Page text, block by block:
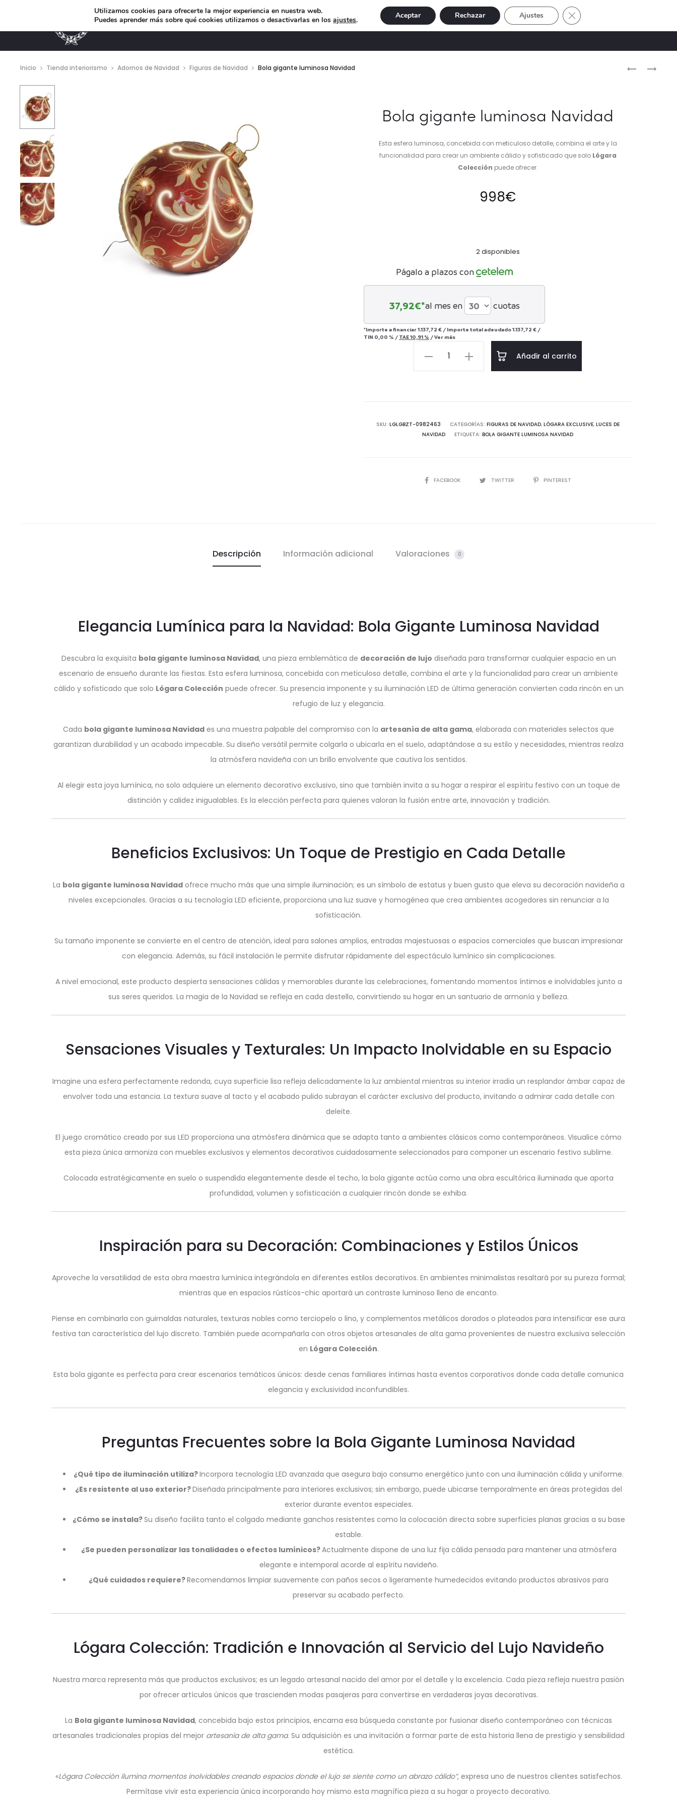
MUEBLES DE DISEÑO ILUMINACIÓN NAVIDAD EXCLUSIVE OFERTAS Buscar
SOLDADITO
Inicio Tienda interiorismo Adornos de Navidad Figuras de Navidad Bola gigante luminosa Navidad
Bola gigante luminosa Navidad
Esta esfera luminosa, concebida con meticuloso detalle, combina el arte y la
funcionalidad para crear un ambiente cálido y sofisticado que solo Lógara
Colección puede ofrecer.
998€
2 disponibles
Págalo a plazos con
37,92€*al mes en cuotas
*Importe a financiar1.137,72 € / Importe total adeudado1.137,72 € /
TIN 0,00 % / TAE10,91 % /Ver más
Añadir al carrito
SKU: LGLGBZT-0982463 CATEGORÍAS: FIGURAS DE NAVIDAD, LÓGARA EXCLUSIVE, LUCES DE
NAVIDAD
ETIQUETA: BOLA GIGANTE LUMINOSA NAVIDAD
COMPARTIR
FACEBOOK TWITTER PINTEREST
Descripción Información adicional Valoraciones 0
Elegancia Lumínica para la Navidad: Bola Gigante Luminosa Navidad
Descubra la exquisita bola gigante luminosa Navidad, una pieza emblemática de decoración de lujo diseñada para transformar cualquier espacio en un
escenario de ensueño durante las fiestas. Esta esfera luminosa, concebida con meticuloso detalle, combina el arte y la funcionalidad para crear un ambiente
cálido y sofisticado que solo Lógara Colección puede ofrecer. Su presencia imponente y su iluminación LED de última generación convierten cada rincón en un
refugio de luz y elegancia.
Cada bola gigante luminosa Navidad es una muestra palpable del compromiso con la artesanía de alta gama, elaborada con materiales selectos que
garantizan durabilidad y un acabado impecable. Su diseño versátil permite colgarla o ubicarla en el suelo, adaptándose a su estilo y necesidades, mientras realza
la atmósfera navideña con un brillo envolvente que cautiva los sentidos.
Al elegir esta joya lumínica, no solo adquiere un elemento decorativo exclusivo, sino que también invita a su hogar a respirar el espíritu festivo con un toque de
distinción y calidez inigualables. Es la elección perfecta para quienes valoran la fusión entre arte, innovación y tradición.
Beneficios Exclusivos: Un Toque de Prestigio en Cada Detalle
La bola gigante luminosa Navidadofrece mucho más que una simple iluminación; es un símbolo de estatus y buen gusto que eleva su decoración navideña a
niveles excepcionales. Gracias a su tecnología LED eficiente, proporciona una luz suave y homogénea que crea ambientes acogedores sin renunciar a la
sofisticación.
Su tamaño imponente se convierte en el centro de atención, ideal para salones amplios, entradas majestuosas o espacios comerciales que buscan impresionar
con elegancia. Además, su fácil instalación le permite disfrutar rápidamente del espectáculo lumínico sin complicaciones.
A nivel emocional, este producto despierta sensaciones cálidas y memorables durante las celebraciones, fomentando momentos íntimos e inolvidables junto a
sus seres queridos. La magia de la Navidad se refleja en cada destello, convirtiendo su hogar en un santuario de armonía y belleza.
Sensaciones Visuales y Texturales: Un Impacto Inolvidable en su Espacio
Imagine una esfera perfectamente redonda, cuya superficie lisa refleja delicadamente la luz ambiental mientras su interior irradia un resplandor ámbar capaz de
envolver toda una estancia. La textura suave al tacto y el acabado pulido subrayan el carácter exclusivo del producto, invitando a admirar cada detalle con
deleite.
El juego cromático creado por sus LED proporciona una atmósfera dinámica que se adapta tanto a ambientes clásicos como contemporáneos. Visualice cómo
esta pieza única armoniza con muebles exclusivos y elementos decorativos cuidadosamente seleccionados para componer un escenario festivo sublime.
Colocada estratégicamente en suelo o suspendida elegantemente desde el techo, la bola gigante actúa como una obra escultórica iluminada que aporta
profundidad, volumen y sofisticación a cualquier rincón donde se exhiba.
Inspiración para su Decoración: Combinaciones y Estilos Únicos
Aproveche la versatilidad de esta obra maestra lumínica integrándola en diferentes estilos decorativos. En ambientes minimalistas resaltará por su pureza formal;
mientras que en espacios rústicos-chic aportará un contraste luminoso lleno de encanto.
Piense en combinarla con guirnaldas naturales, texturas nobles como terciopelo o lino, y complementos metálicos dorados o plateados para intensificar ese aura
festiva tan característica del lujo discreto. También puede acompañarla con otros objetos artesanales de alta gama provenientes de nuestra exclusiva selección
en Lógara Colección.
Esta bola gigante es perfecta para crear escenarios temáticos únicos: desde cenas familiares íntimas hasta eventos corporativos donde cada detalle comunica
elegancia y exclusividad inconfundibles.
Preguntas Frecuentes sobre la Bola Gigante Luminosa Navidad
¿Qué tipo de iluminación utiliza?Incorpora tecnología LED avanzada que asegura bajo consumo energético junto con una iluminación cálida y uniforme.
¿Es resistente al uso exterior?Diseñada principalmente para interiores exclusivos; sin embargo, puede ubicarse temporalmente en áreas protegidas del
exterior durante eventos especiales.
¿Cómo se instala?Su diseño facilita tanto el colgado mediante ganchos resistentes como la colocación directa sobre superficies planas gracias a su base
estable.
¿Se pueden personalizar las tonalidades o efectos lumínicos?Actualmente dispone de una luz fija cálida pensada para mantener una atmósfera
elegante e intemporal acorde al espíritu navideño.
¿Qué cuidados requiere?Recomendamos limpiar suavemente con paños secos o ligeramente humedecidos evitando productos abrasivos para
preservar su acabado perfecto.
Lógara Colección: Tradición e Innovación al Servicio del Lujo Navideño
Nuestra marca representa más que productos exclusivos; es un legado artesanal nacido del amor por el detalle y la excelencia. Cada pieza refleja nuestra pasión
por ofrecer artículos únicos que trascienden modas pasajeras para convertirse en verdaderas joyas decorativas.
La Bola gigante luminosa Navidad, concebida bajo estos principios, encarna esa búsqueda constante por fusionar diseño contemporáneo con técnicas
artesanales tradicionales propias del mejor artesanía de alta gama. Su adquisición es una invitación a formar parte de esta historia llena de prestigio y sensibilidad
estética.
«Lógara Colección ilumina momentos inolvidables creando espacios donde el lujo se siente como un abrazo cálido”, expresa uno de nuestros clientes satisfechos.
Permítase vivir esta experiencia única incorporando hoy mismo esta magnífica pieza a su hogar o proyecto decorativo.
Utilizamos cookies para ofrecerte la mejor experiencia en nuestra web.
Puedes aprender más sobre qué cookies utilizamos o desactivarlas en losajustes. Aceptar Rechazar Ajustes Cerrar el banner de cookies